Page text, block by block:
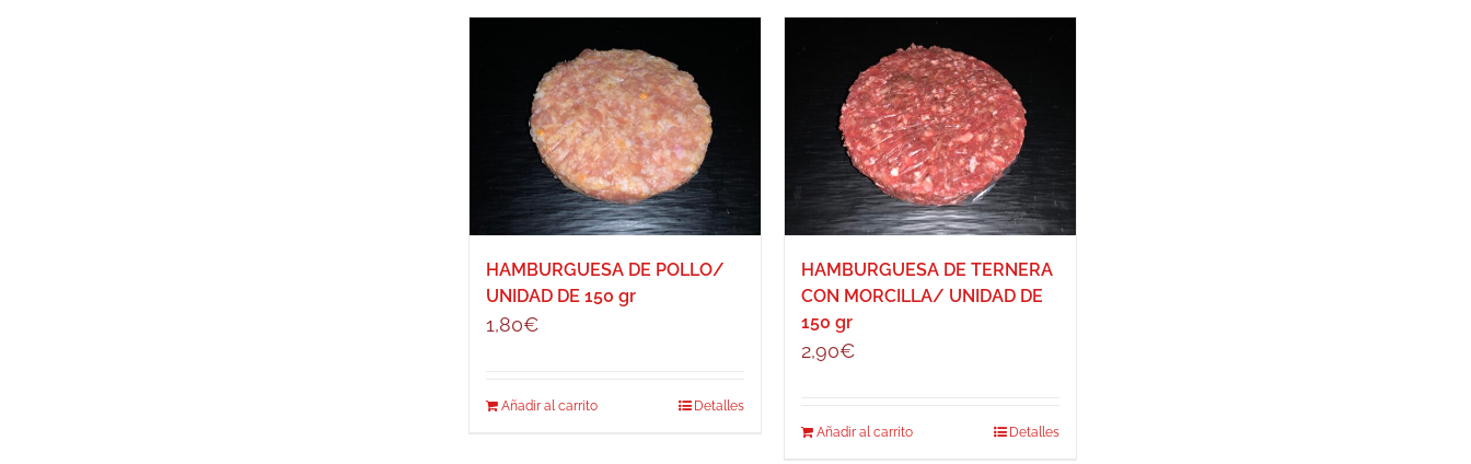
HAMBURGUESA DE POLLO/
UNIDAD DE 150 gr
1,80€
Añadir al carrito Detalles
HAMBURGUESA DE TERNERA
CON MORCILLA/ UNIDAD DE
150 gr
2,90€
Añadir al carrito Detalles